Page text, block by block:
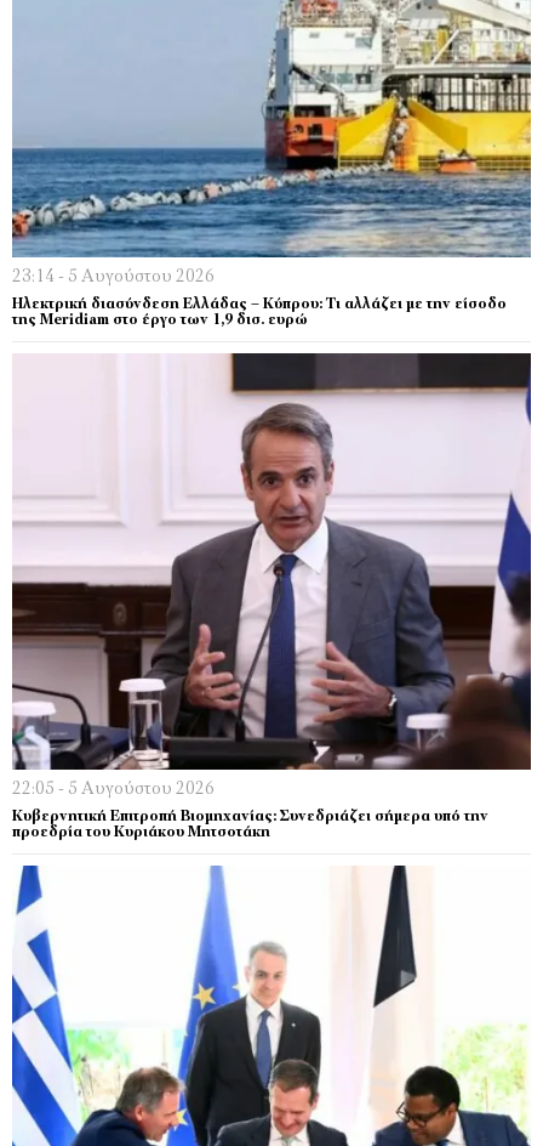
23:14 - 5 Αυγούστου 2026
Ηλεκτρική διασύνδεση Ελλάδας – Κύπρου: Τι αλλάζει με την είσοδο
της Meridiam στο έργο των 1,9 δισ. ευρώ
22:05 - 5 Αυγούστου 2026
Κυβερνητική Επιτροπή Βιομηχανίας: Συνεδριάζει σήμερα υπό την
προεδρία του Κυριάκου Μητσοτάκη